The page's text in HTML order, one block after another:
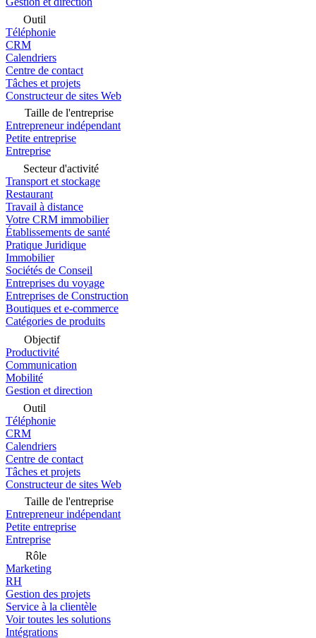
Outil
Téléphonie
CRM
Calendriers
Centre de contact
Tâches et projets
Constructeur de sites Web
Taille de l'entreprise
Entrepreneur indépendant
Petite entreprise
Entreprise
Secteur d'activité
Transport et stockage
Restaurant
Travail à distance
Votre CRM immobilier
Établissements de santé
Pratique Juridique
Immobilier
Sociétés de Conseil
Entreprises du voyage
Entreprises de Construction
Boutiques et e-commerce
Catégories de produits
Objectif
Productivité
Communication
Mobilité
Gestion et direction
Outil
Téléphonie
CRM
Calendriers
Centre de contact
Tâches et projets
Constructeur de sites Web
Taille de l'entreprise
Entrepreneur indépendant
Petite entreprise
Entreprise
Rôle
Marketing
RH
Gestion des projets
Service à la clientèle
Voir toutes les solutions
Intégrations